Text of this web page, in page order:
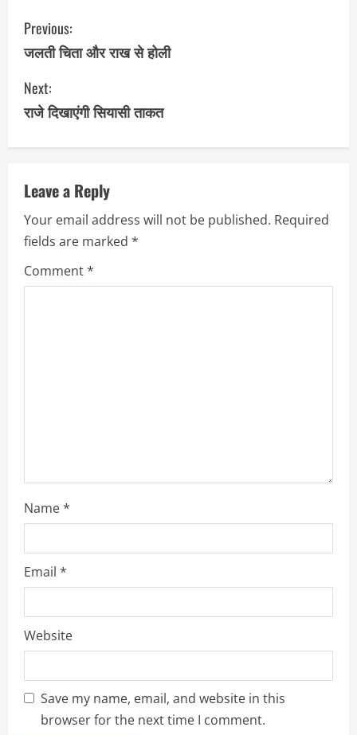
C
o
n
t
i
n
u
e
R
g
Previous:
जलती चिता और राख से होली
Next:
राजे दिखाएंगी सियासी ताकत
Leave a Reply
Your email address will not be published. Required
fields are marked *
Comment*
Name*
Email *
Website
Save my name, email, and website in this
browser for the next time I comment.